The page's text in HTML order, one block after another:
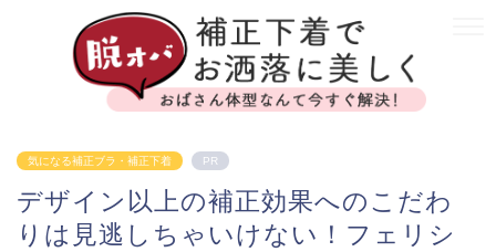
気になる補正ブラ・補正下着 PR
デザイン以上の補正効果へのこだわ
りは見逃しちゃいけない！フェリシ